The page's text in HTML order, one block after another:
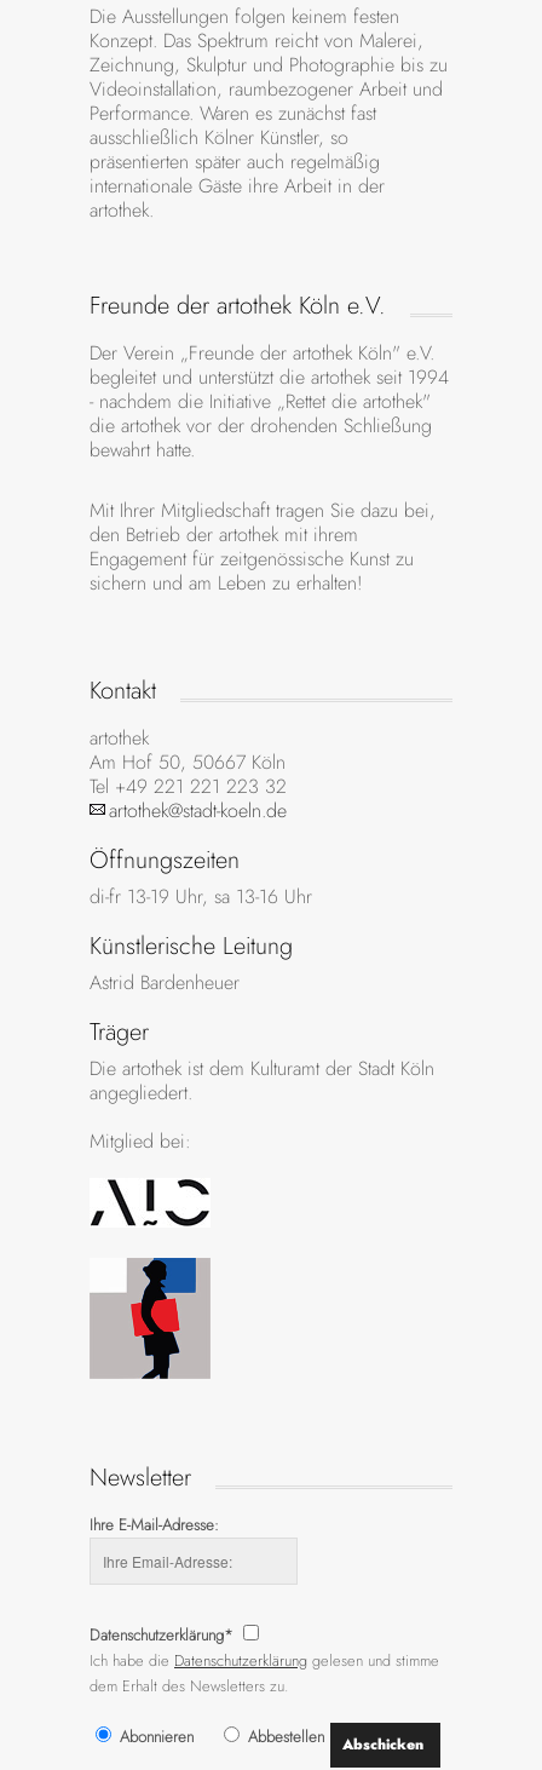
Die Ausstellungen folgen keinem festen
Konzept. Das Spektrum reicht von Malerei,
Zeichnung, Skulptur und Photographie bis zu
Videoinstallation, raumbezogener Arbeit und
Performance. Waren es zunächst fast
ausschließlich Kölner Künstler, so
präsentierten später auch regelmäßig
internationale Gäste ihre Arbeit in der
artothek.
Freunde der artothek Köln e.V.
Der Verein „Freunde der artothek Köln" e.V.
begleitet und unterstützt die artothek seit 1994
- nachdem die Initiative „Rettet die artothek"
die artothek vor der drohenden Schließung
bewahrt hatte.
Mit Ihrer Mitgliedschaft tragen Sie dazu bei,
den Betrieb der artothek mit ihrem
Engagement für zeitgenössische Kunst zu
sichern und am Leben zu erhalten!
Kontakt
artothek
Am Hof 50, 50667 Köln
Tel +49 221 221 223 32
artothek@stadt-koeln.de
Öffnungszeiten
di-fr 13-19 Uhr, sa 13-16 Uhr
Künstlerische Leitung
Astrid Bardenheuer
Träger
Die artothek ist dem Kulturamt der Stadt Köln
angegliedert.
Mitglied bei:
Newsletter
Ihre E-Mail-Adresse:
Datenschutzerklärung*
Ich habe die Datenschutzerklärung gelesen und stimme
dem Erhalt des Newsletters zu.
Abonnieren Abbestellen